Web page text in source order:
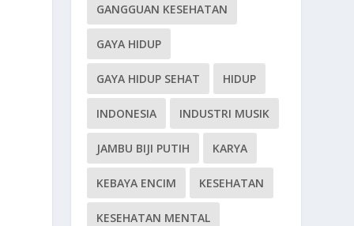
GANGGUAN KESEHATAN
GAYA HIDUP
GAYA HIDUP SEHAT HIDUP
INDONESIA INDUSTRI MUSIK
JAMBU BIJI PUTIH KARYA
KEBAYA ENCIM KESEHATAN
KESEHATAN MENTAL